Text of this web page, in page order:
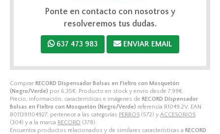
Comprar RECORD Dispensador Bolsas en Fieltro con Mosquetón
(Negro/Verde) por 6,35€ . Producto en stock y envío desde 7,99€
Precio, información, características e imágenes de RECORD Dispensador
Bolsas en Fieltro con Mosquetón (Negro/Verde) referencia R1049.2V, EAN
8011391104927, pertenece a las categorías PERROS (572) y ACCESORIOS
(304) y a la marca RECORD (378).
Encuentra productos relacionados y de similares características a RECORD
Ponte en contacto con nosotros y
resolveremos tus dudas.
637 473 983 ENVIAR EMAIL